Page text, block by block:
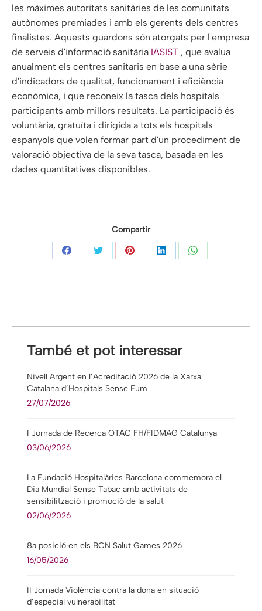
les màximes autoritats sanitàries de les comunitats
autònomes premiades i amb els gerents dels centres
finalistes. Aquests guardons són atorgats per l'empresa
de serveis d'informació sanitària IASIST , que avalua
anualment els centres sanitaris en base a una sèrie
d'indicadors de qualitat, funcionament i eficiència
econòmica, i que reconeix la tasca dels hospitals
participants amb millors resultats. La participació és
voluntària, gratuïta i dirigida a tots els hospitals
espanyols que volen formar part d'un procediment de
valoració objectiva de la seva tasca, basada en les
dades quantitatives disponibles.
Compartir
Share
Share
Share
Share
Share
També et pot interessar
Nivell Argent en l’Acreditació 2026 de la Xarxa
Catalana d’Hospitals Sense Fum
27/07/2026
I Jornada de Recerca OTAC FH/FIDMAG Catalunya
03/06/2026
La Fundació Hospitalàries Barcelona commemora el
Dia Mundial Sense Tabac amb activitats de
sensibilització i promoció de la salut
02/06/2026
8a posició en els BCN Salut Games 2026
16/05/2026
II Jornada Violència contra la dona en situació
d’especial vulnerabilitat